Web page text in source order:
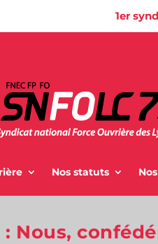
1er
Nos statuts
Nous,